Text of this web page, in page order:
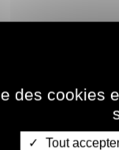
Conseil
des cookies
Tout